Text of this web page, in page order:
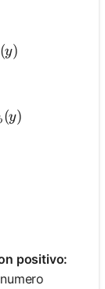
log_b(x) +
(y)
log_b(x) -
(y)
n * log_b(x)
positivo: